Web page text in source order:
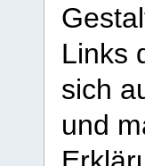
Links
sich
und